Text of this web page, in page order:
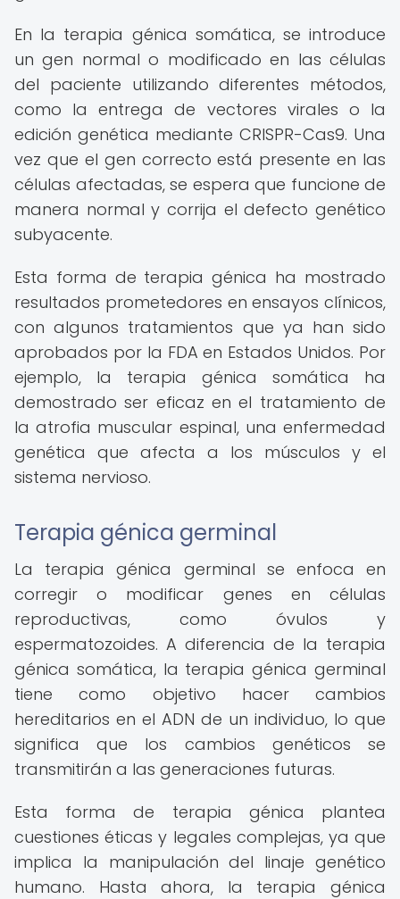
En la terapia génica somática, se introduce
un gen normal o modificado en las células
del paciente utilizando diferentes métodos,
como la entrega de vectores virales o la
edición genética mediante CRISPR-Cas9. Una
vez que el gen correcto está presente en las
células afectadas, se espera que funcione de
manera normal y corrija el defecto genético
subyacente.
Esta forma de terapia génica ha mostrado
resultados prometedores en ensayos clínicos,
con algunos tratamientos que ya han sido
aprobados por la FDA en Estados Unidos. Por
ejemplo, la terapia génica somática ha
demostrado ser eficaz en el tratamiento de
la atrofia muscular espinal, una enfermedad
genética que afecta a los músculos y el
sistema nervioso.
Terapia génica germinal
La terapia génica germinal se enfoca en
corregir o modificar genes en células
reproductivas, como óvulos y
espermatozoides. A diferencia de la terapia
génica somática, la terapia génica germinal
tiene como objetivo hacer cambios
hereditarios en el ADN de un individuo, lo que
significa que los cambios genéticos se
transmitirán a las generaciones futuras.
Esta forma de terapia génica plantea
cuestiones éticas y legales complejas, ya que
implica la manipulación del linaje genético
humano. Hasta ahora, la terapia génica